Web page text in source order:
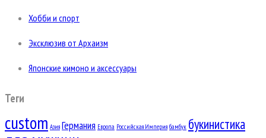
Хобби и спорт
Эксклюзив от Архаизм
Японские кимоно и аксессуары
Теги
custom Азия Германия Европа Российская Империя бамбук букинистика